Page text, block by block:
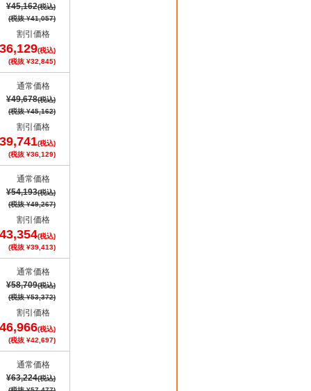
¥45,162(税込)
(税抜 ¥41,057)
割引価格
(税込)
(税抜 ¥32,845)
通常価格
¥49,678(税込)
(税抜 ¥45,162)
割引価格
(税込)
(税抜 ¥36,129)
通常価格
¥54,193(税込)
(税抜 ¥49,267)
割引価格
(税込)
(税抜 ¥39,413)
通常価格
¥58,709(税込)
(税抜 ¥53,372)
割引価格
(税込)
(税抜 ¥42,697)
通常価格
¥63,224(税込)